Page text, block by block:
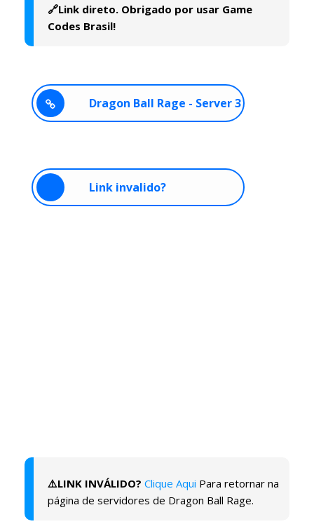
🔗Link direto. Obrigado por usar Game
Codes Brasil!
Dragon Ball Rage - Server 3
Link invalido?
⚠️LINK INVÁLIDO? Clique Aqui Para retornar na
página de servidores de Dragon Ball Rage.